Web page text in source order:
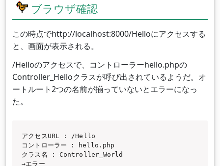
ブラウザ確認
この時点でhttp://localhost:8000/Helloにアクセスする
と、画面が表示される。
/Helloのアクセスで、コントローラーhello.phpの
Controller_Helloクラスが呼び出されているようだ。オ
ートルート2つの名前が揃っていないとエラーになっ
た。
アクセスURL : /Hello
コントローラー : hello.php
クラス名 : Controller_World
→エラー